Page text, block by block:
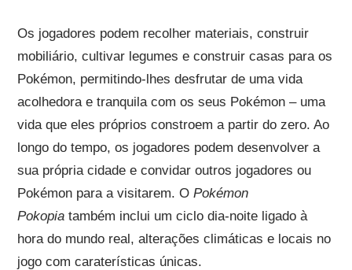
Os jogadores podem recolher materiais, construir
mobiliário, cultivar legumes e construir casas para os
Pokémon, permitindo-lhes desfrutar de uma vida
acolhedora e tranquila com os seus Pokémon – uma
vida que eles próprios constroem a partir do zero. Ao
longo do tempo, os jogadores podem desenvolver a
sua própria cidade e convidar outros jogadores ou
Pokémon para a visitarem. O Pokémon
Pokopia também inclui um ciclo dia-noite ligado à
hora do mundo real, alterações climáticas e locais no
jogo com caraterísticas únicas.